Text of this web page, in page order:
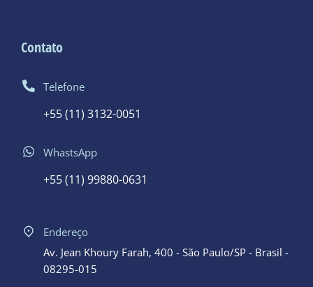
Contato
Telefone
+55 (11) 3132-0051
WhastsApp
+55 (11) 99880-0631
Endereço
Av. Jean Khoury Farah, 400 - São Paulo/SP - Brasil -
08295-015